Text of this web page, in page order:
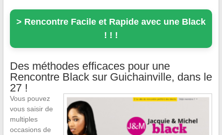
> Rencontre Facile et Rapide avec une Black
! ! !
Des méthodes efficaces pour une
Rencontre Black sur Guichainville, dans le
27 !
Vous pouvez
vous saisir de
multiples
occasions de